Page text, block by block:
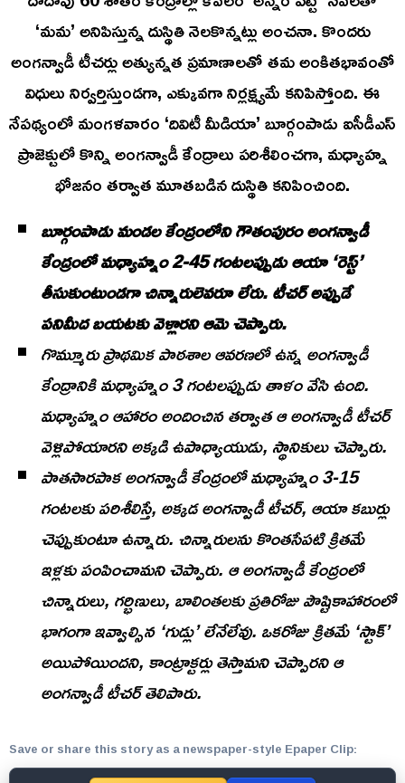
‘మమ’ అనిపిస్తున్న దుస్థితి నెలకొన్నట్లు అంచనా. కొందరు
అంగన్వాడీ టీచర్లు అత్యున్నత ప్రమాణాలతో తమ అంకితభావంతో
విధులు నిర్వర్తిస్తుండగా, ఎక్కువగా నిర్లక్ష్యమే కనిపిస్తోంది. ఈ
నేపథ్యంలో మంగళవారం ‘దివిటీ మీడియా’ బూర్గంపాడు ఐసీడీఎస్
ప్రాజెక్టులో కొన్ని అంగన్వాడీ కేంద్రాలు పరిశీలించగా, మధ్యాహ్న
భోజనం తర్వాత మూతబడిన దుస్థితి కనిపించింది.
బూర్గంపాడు మండల కేంద్రంలోని గౌతంపురం అంగన్వాడీ
కేంద్రంలో మధ్యాహ్నం 2-45 గంటలప్పుడు ఆయా ‘రెస్ట్’
తీసుకుంటుండగా చిన్నారులెవరూ లేరు. టీచర్ అప్పుడే
పనిమీద బయటకు వెళ్లారని ఆమె చెప్పారు.
గొమ్మూరు ప్రాథమిక పాఠశాల ఆవరణలో ఉన్న అంగన్వాడీ
కేంద్రానికి మధ్యాహ్నం 3 గంటలప్పుడు తాళం వేసి ఉంది.
మధ్యాహ్నం ఆహారం అందించిన తర్వాత ఆ అంగన్వాడీ టీచర్
వెళ్లిపోయారని అక్కడి ఉపాధ్యాయుడు, స్థానికులు చెప్పారు.
పాతసారపాక అంగన్వాడీ కేంద్రంలో మధ్యాహ్నం 3-15
గంటలకు పరిశీలిస్తే, అక్కడ అంగన్వాడీ టీచర్, ఆయా కబుర్లు
చెప్పుకుంటూ ఉన్నారు. చిన్నారులను కొంతసేపటి క్రితమే
ఇళ్లకు పంపించామని చెప్పారు. ఆ అంగన్వాడీ కేంద్రంలో
చిన్నారులు, గర్భిణులు, బాలింతలకు ప్రతిరోజు పౌష్టికాహారంలో
భాగంగా ఇవ్వాల్సిన ‘గుడ్లు’ లేనేలేవు. ఒకరోజు క్రితమే ‘స్టాక్’
అయిపోయిందని, కాంట్రాక్టర్లు తెస్తామని చెప్పారని ఆ
అంగన్వాడీ టీచర్ తెలిపారు.
Save or share this story as a newspaper-style Epaper Clip: